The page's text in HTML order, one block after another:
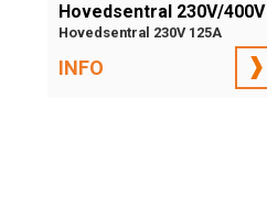
Hovedsentral 230V/400V
Hovedsentral 230V 125A
INFO